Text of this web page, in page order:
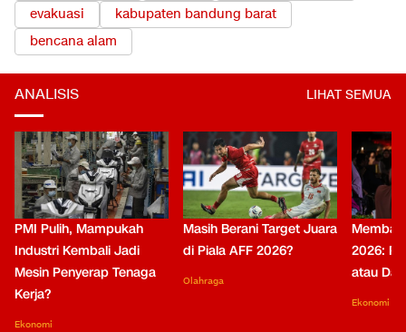
evakuasi
kabupaten bandung barat
bencana alam
ANALISIS LIHAT SEMUA
PMI Pulih, Mampukah
Industri Kembali Jadi
Mesin Penyerap Tenaga
Kerja?
Ekonomi
Masih Berani Target Juara
di Piala AFF 2026?
Olahraga
2026:
atau
Ekonomi